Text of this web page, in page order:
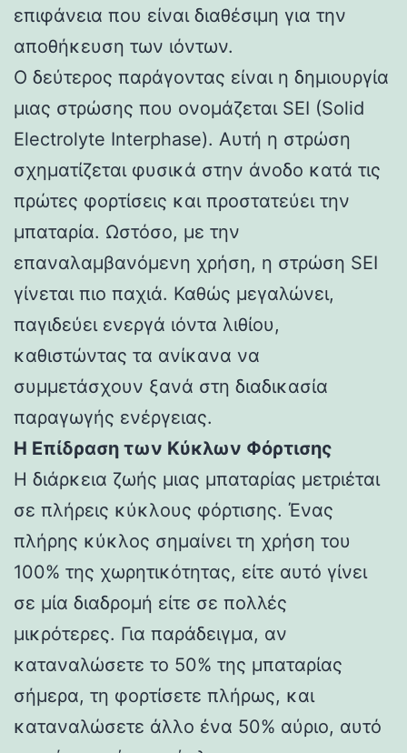
επιφάνεια που είναι διαθέσιμη για την
αποθήκευση των ιόντων.
Ο δεύτερος παράγοντας είναι η δημιουργία
μιας στρώσης που ονομάζεται SEI (Solid
Electrolyte Interphase). Αυτή η στρώση
σχηματίζεται φυσικά στην άνοδο κατά τις
πρώτες φορτίσεις και προστατεύει την
μπαταρία. Ωστόσο, με την
επαναλαμβανόμενη χρήση, η στρώση SEI
γίνεται πιο παχιά. Καθώς μεγαλώνει,
παγιδεύει ενεργά ιόντα λιθίου,
καθιστώντας τα ανίκανα να
συμμετάσχουν ξανά στη διαδικασία
παραγωγής ενέργειας.
Η Επίδραση των Κύκλων Φόρτισης
Η διάρκεια ζωής μιας μπαταρίας μετριέται
σε πλήρεις κύκλους φόρτισης. Ένας
πλήρης κύκλος σημαίνει τη χρήση του
100% της χωρητικότητας, είτε αυτό γίνει
σε μία διαδρομή είτε σε πολλές
μικρότερες. Για παράδειγμα, αν
καταναλώσετε το 50% της μπαταρίας
σήμερα, τη φορτίσετε πλήρως, και
καταναλώσετε άλλο ένα 50% αύριο, αυτό